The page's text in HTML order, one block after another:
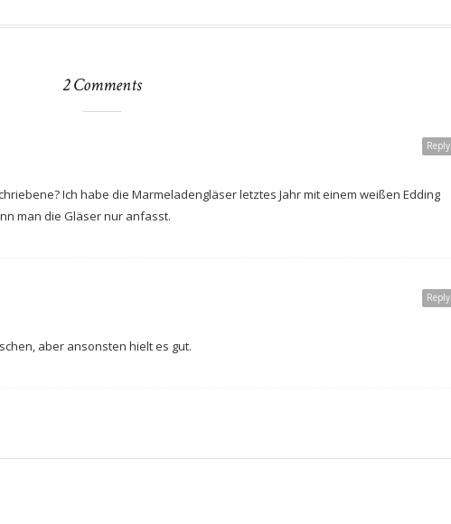
2 Comments
Reply
Ich habe die Marmeladengläser letztes Jahr mit einem weißen Edding
man die Gläser nur anfasst.
Reply
aber ansonsten hielt es gut.